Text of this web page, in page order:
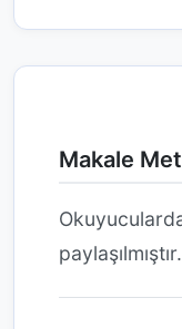
Makale
paylaşılmıştır.